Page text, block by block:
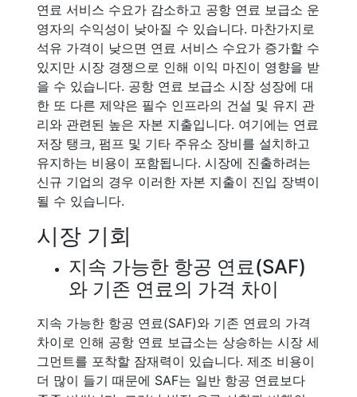
연료 서비스 수요가 감소하고 공항 연료 보급소 운
영자의 수익성이 낮아질 수 있습니다. 마찬가지로
석유 가격이 낮으면 연료 서비스 수요가 증가할 수
있지만 시장 경쟁으로 인해 이익 마진이 영향을 받
을 수 있습니다. 공항 연료 보급소 시장 성장에 대
한 또 다른 제약은 필수 인프라의 건설 및 유지 관
리와 관련된 높은 자본 지출입니다. 여기에는 연료
저장 탱크, 펌프 및 기타 주유소 장비를 설치하고
유지하는 비용이 포함됩니다. 시장에 진출하려는
신규 기업의 경우 이러한 자본 지출이 진입 장벽이
될 수 있습니다.
시장 기회
지속 가능한 항공 연료(SAF)
와 기존 연료의 가격 차이
지속 가능한 항공 연료(SAF)와 기존 연료의 가격
차이로 인해 공항 연료 보급소는 상승하는 시장 세
그먼트를 포착할 잠재력이 있습니다. 제조 비용이
더 많이 들기 때문에 SAF는 일반 항공 연료보다